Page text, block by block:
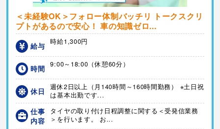
＜未経験OK＞フォロー体制バッチリ トークスクリ
プトがあるので安心！ 車の知識ゼロ...
給与 時給1,300円
時間 9:00～18:00（休憩60分）
休日
週休2日以上（月140時間～160時間勤務） ※土日祝
は基本出勤です...
仕事
内容
タイヤの取り付け日程調整に関する＜受発信業務
＞を行います。 お...